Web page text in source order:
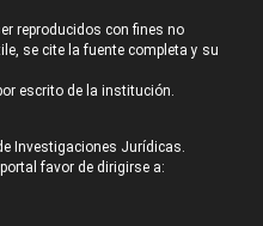
reproducidos con fines no
se cite la fuente completa y su
escrito de la institución.
Investigaciones Jurídicas.
favor de dirigirse a: